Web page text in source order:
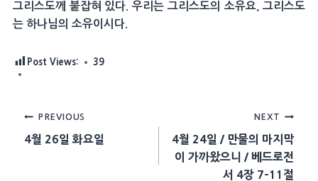
그리스도께 붙잡혀 있다. 우리는 그리스도의 소유요, 그리스도
는 하나님의 소유이시다.
Post Views: 39
Post
navigation
PREVIOUS
4월 26일 화요일
NEXT
4월 24일 / 만물의 마지막
이 가까왔으니 / 베드로전
서 4장 7-11절